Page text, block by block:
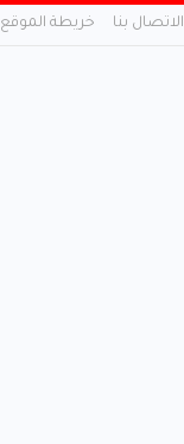
الاتصال بنا خريطة الموقع